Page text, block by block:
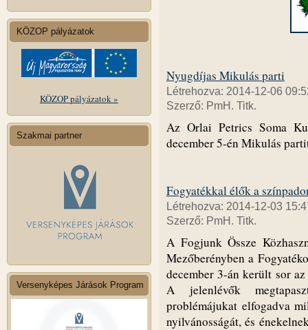
KÖZOP pályázatok
KÖZOP pályázatok »
Szakmai partner
Versenyképes Járások Program
Nyugdíjas Mikulás parti
Létrehozva: 2014-12-06
Szerző: PmH. Titk.
Az Orlai Petrics Soma
december 5-én Mikulás
Fogyatékkal élők a
Létrehozva: 2014-12-03
Szerző: PmH. Titk.
A Fogjunk Össze
Mezőberényben a
december 3-án került sor
A jelenlévők
problémájukat elfogadva
nyilvánosságát, és